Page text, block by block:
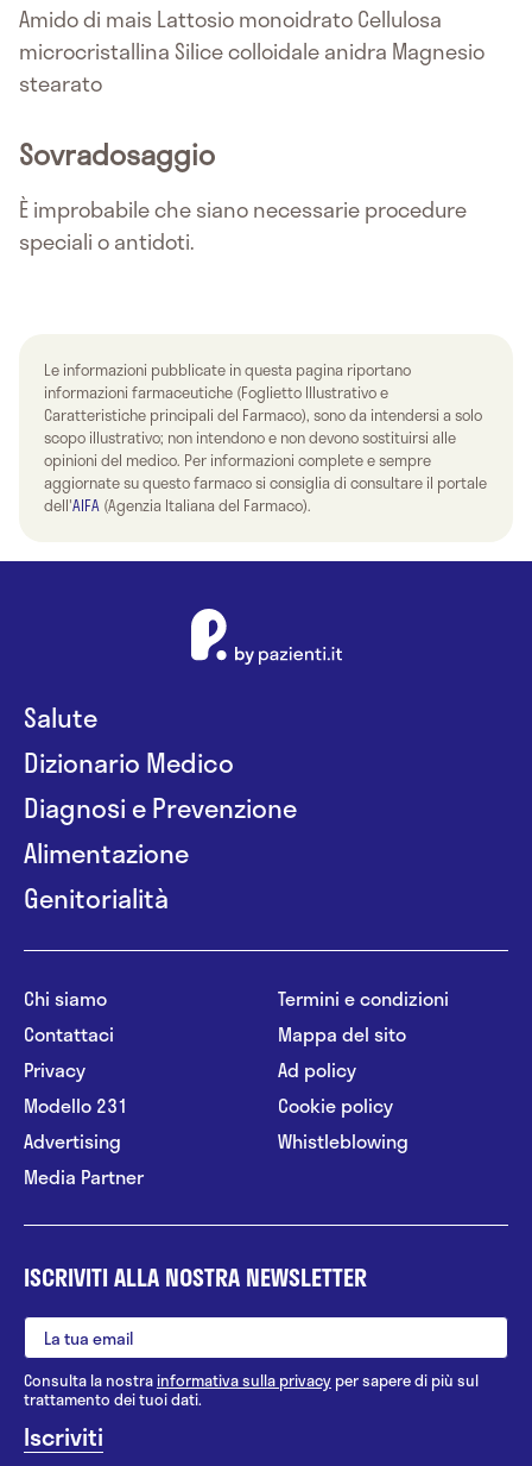
Amido di mais Lattosio monoidrato Cellulosa
microcristallina Silice colloidale anidra Magnesio
stearato
Sovradosaggio
È improbabile che siano necessarie procedure
speciali o antidoti.
Le informazioni pubblicate in questa pagina riportano
informazioni farmaceutiche (Foglietto Illustrativo e
Caratteristiche principali del Farmaco), sono da intendersi a solo
scopo illustrativo; non intendono e non devono sostituirsi alle
opinioni del medico. Per informazioni complete e sempre
aggiornate su questo farmaco si consiglia di consultare il portale
dell'AIFA (Agenzia Italiana del Farmaco).
Salute
Dizionario Medico
Diagnosi e Prevenzione
Alimentazione
Genitorialità
Chi siamo
Contattaci
Privacy
Modello 231
Advertising
Media Partner
Termini e condizioni
Mappa del sito
Ad policy
Cookie policy
Whistleblowing
ISCRIVITI ALLA NOSTRA NEWSLETTER
Consulta la nostrainformativa sulla privacy per sapere di più sul
trattamento dei tuoi dati.